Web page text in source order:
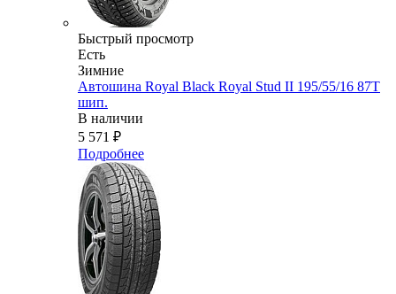
Быстрый просмотр
Есть
Зимние
Автошина Royal Black Royal Stud II 195/55/16 87T
шип.
В наличии
5 571 ₽
Подробнее